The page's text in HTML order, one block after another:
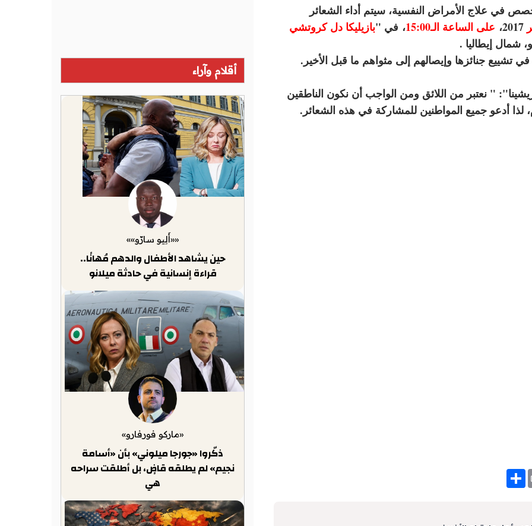
في علاج الأمراض النفسية، سيتم أداء الشعائر
، على الساعة الـ15:00 ، في "بازيليكا دل كروتشي
شمال إيطاليا .
تشييع جنائزها وإيصالهم إلى مثواهم ما قبل الأخير.
" نعتبر من اللائق ومن الواجب أن نكون الناطقين
أدعو جميع المواطنين للمشاركة في هذه الشعائر.
S
h
أقلام وآراء
««أَلِيو سارّو»»
حين يشاهد الأطفال والدهم مُهانًا..
قراءة إنسانية في حادثة ميلانو
«ماركو فورفارو»
ذكّروا «جورجا ميلوني» بأن «أسامة
نجيم» لم يطلقه قاضٍ، بل أطلقت سراحه
هي